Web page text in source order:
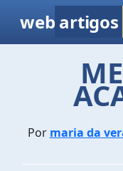
web artigos
Por maria da